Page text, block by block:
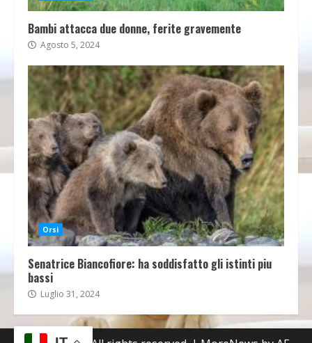
Bambi attacca due donne, ferite gravemente
Agosto 5, 2024
Orsi
Senatrice Biancofiore: ha soddisfatto gli istinti piu
bassi
Luglio 31, 2024